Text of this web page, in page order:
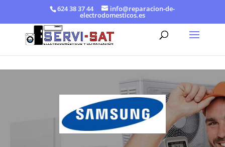
624 38 37 44 info@reparacion-de-
electrodomesticos.es